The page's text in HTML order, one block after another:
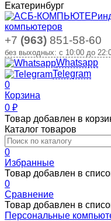
Екатеринбург
компьютеров
+7 (963) 851-58-60
без выходных: с 10:00 до
Whatsapp
Telegram
0
Корзина
0 ₽
Товар добавлен в
Каталог товаров
0
Избранные
Товар добавлен в
0
Сравнение
Товар добавлен в
Персональные